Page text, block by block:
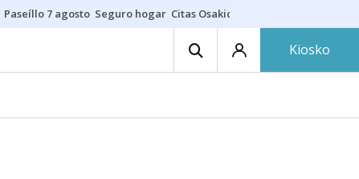
Paseíllo 7 agosto Seguro hogar Citas Osakidetza
Kiosko